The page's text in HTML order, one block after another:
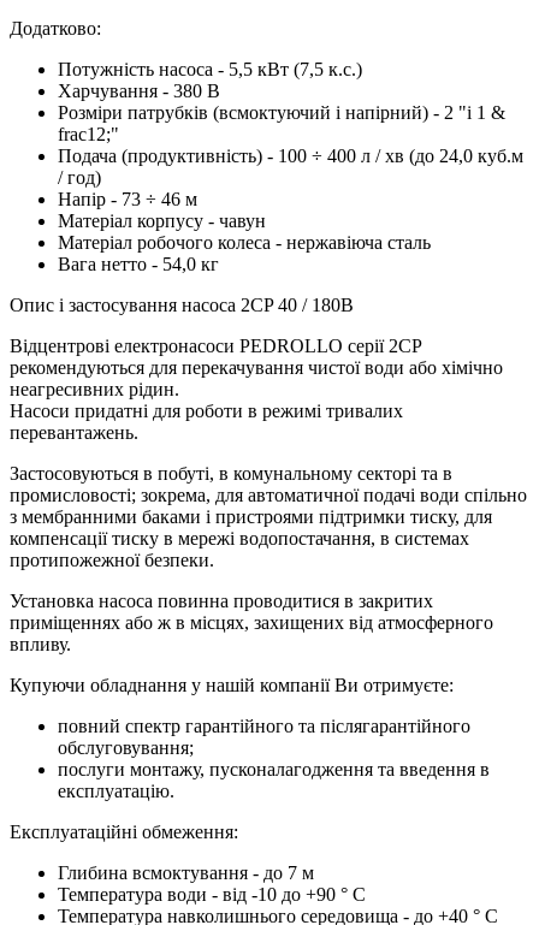
Додатково:
Потужність насоса - 5,5 кВт (7,5 к.с.)
Харчування - 380 В
Розміри патрубків (всмоктуючий і напірний) - 2 "і 1 &
frac12;"
Подача (продуктивність) - 100 ÷ 400 л / хв (до 24,0 куб.м
/ год)
Напір - 73 ÷ 46 м
Матеріал корпусу - чавун
Матеріал робочого колеса - нержавіюча сталь
Вага нетто - 54,0 кг
Опис і застосування насоса 2CP 40 / 180B
Відцентрові електронасоси PEDROLLO серії 2CP
рекомендуються для перекачування чистої води або хімічно
неагресивних рідин.
Насоси придатні для роботи в режимі тривалих
перевантажень.
Застосовуються в побуті, в комунальному секторі та в
промисловості; зокрема, для автоматичної подачі води спільно
з мембранними баками і пристроями підтримки тиску, для
компенсації тиску в мережі водопостачання, в системах
протипожежної безпеки.
Установка насоса повинна проводитися в закритих
приміщеннях або ж в місцях, захищених від атмосферного
впливу.
Купуючи обладнання у нашій компанії Ви отримуєте:
повний спектр гарантійного та післягарантійного
обслуговування;
послуги монтажу, пусконалагодження та введення в
експлуатацію.
Експлуатаційні обмеження:
Глибина всмоктування - до 7 м
Температура води - від -10 до +90 ° C
Температура навколишнього середовища - до +40 ° C